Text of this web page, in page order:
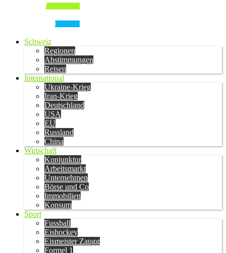
Schweiz
Regionen
Abstimmungen
Reisen
International
Ukraine-Krieg
Iran-Krieg
Deutschland
USA
EU
Russland
China
Wirtschaft
Konjunktur
Arbeitsmarkt
Unternehmen
Börse und Co
Immobilien
Konsum
Sport
Fussball
Eishockey
Eismeister Zaugg
Formel 1